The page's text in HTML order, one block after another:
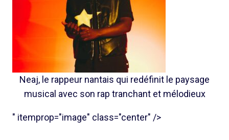
Neaj, le rappeur nantais qui redéfinit le paysage
musical avec son rap tranchant et mélodieux
" itemprop="image" class="center" />